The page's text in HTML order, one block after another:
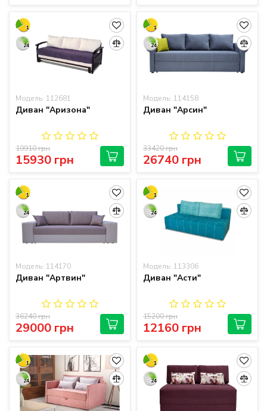
1
24
Модель: 112681
Диван "Аризона"
15930 грн
19910 грн
1
24
Модель: 114158
Диван "Арсин"
26740 грн
33420 грн
1
24
Модель: 114170
Диван "Артвин"
29000 грн
36240 грн
1
24
Модель: 113306
Диван "Асти"
12160 грн
15200 грн
1
24
1
24